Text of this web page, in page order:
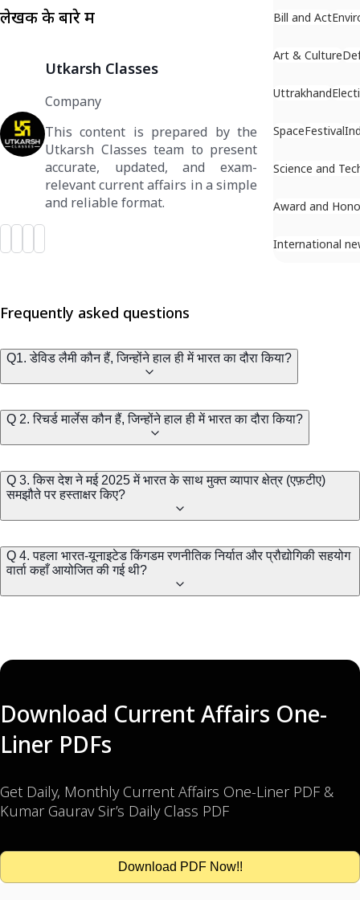
लेखक के बारे में
Utkarsh Classes
Company
This content is prepared by the
Utkarsh Classes team to present
accurate, updated, and exam-
relevant current affairs in a simple
and reliable format.
Bill and Act
Art & Culture
Uttrakhand
SpaceFestival
Science and
Award and
International
Frequently asked questions
Q1. डेविड लैमी कौन हैं, जिन्होंने हाल ही में भारत का दौरा किया?
Q 2. रिचर्ड मार्लेस कौन हैं, जिन्होंने हाल ही में भारत का दौरा किया?
Q 3. किस देश ने मई 2025 में भारत के साथ मुक्त व्यापार क्षेत्र (एफ़टीए)
समझौते पर हस्ताक्षर किए?
Q 4. पहला भारत-यूनाइटेड किंगडम रणनीतिक निर्यात और प्रौद्योगिकी सहयोग
वार्ता कहाँ आयोजित की गई थी?
Download Current Affairs One-
Liner PDFs
Get Daily, Monthly Current Affairs One-Liner PDF &
Kumar Gaurav Sir’s Daily Class PDF
Download PDF Now!!